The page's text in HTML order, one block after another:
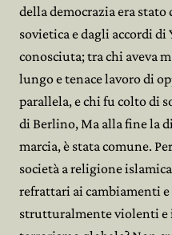
della democrazia era
sovietica e dagli accordi di
conosciuta; tra chi aveva
lungo e tenace lavoro di
parallela, e chi fu colto di
di Berlino, Ma alla fine la
marcia, è stata comune.
società a religione
refrattari ai cambiamenti
strutturalmente violenti e